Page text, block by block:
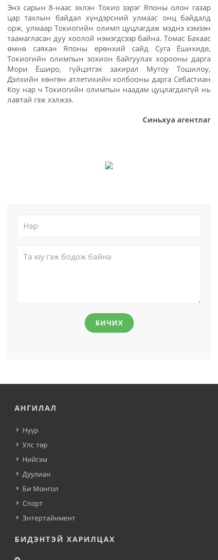
Энэ сарын 8-наас эхлэн Токио зэрэг Японы олон газар
цар тахлын байдал хүндэрсний улмаас онц байдалд
орж, улмаар Токиогийн олимп цуцлагдаж мэднэ хэмээн
таамагласан дуу хоолой нэмэгдсээр байна. Томас Бахаас
өмнө саяхан Японы ерөнхий сайд Суга Ёшихиде,
Токиогийн олимпын зохион байгуулах хорооны дарга
Мори Ёширо, гүйцэтгэх захирал Мутоу Тошилоу,
Дэлхийн хөнгөн атлетикийн холбооны дарга Себастиан
Коу нар ч Токиогийн олимпын наадам цуцлагдахгүй нь
лавтай гэж хэлжээ.
Синьхуа агентлаг
БИЧИХ
АНГИЛАЛ
Нүүр
Улс төр
Нийгэм
Дуулиан
Би Монгол
Спорт
Энтертайнмент
БИДЭНТЭЙ ХАРИЛЦАХ